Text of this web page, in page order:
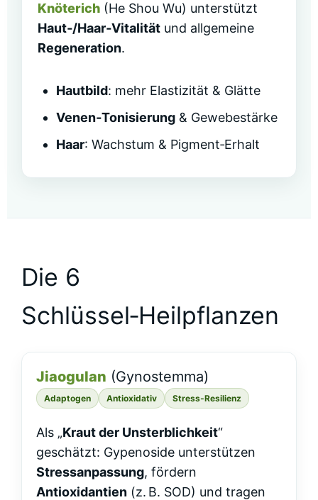
Knöterich (He Shou Wu) unterstützt
Haut‑/Haar‑Vitalität und allgemeine
Regeneration.
Hautbild: mehr Elastizität & Glätte
Venen‑Tonisierung & Gewebestärke
Haar: Wachstum & Pigment‑Erhalt
Die 6
Schlüssel‑Heilpflanzen
Jiaogulan (Gynostemma)
Adaptogen Antioxidativ Stress‑Resilienz
Als „Kraut der Unsterblichkeit“
geschätzt: Gypenoside unterstützen
Stressanpassung, fördern
Antioxidantien (z. B. SOD) und tragen